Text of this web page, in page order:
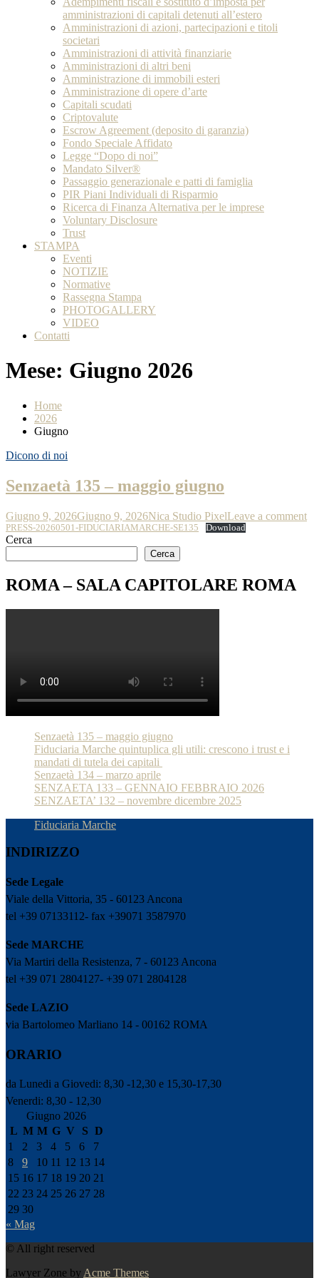
amministrazioni di capitali detenuti all’estero
Amministrazioni di azioni, partecipazioni e titoli
societari
Amministrazioni di attività finanziarie
Amministrazioni di altri beni
Amministrazione di immobili esteri
Amministrazione di opere d’arte
Capitali scudati
Criptovalute
Escrow Agreement (deposito di garanzia)
Fondo Speciale Affidato
Legge “Dopo di noi”
Mandato Silver®
Passaggio generazionale e patti di famiglia
PIR Piani Individuali di Risparmio
Ricerca di Finanza Alternativa per le imprese
Voluntary Disclosure
Trust
STAMPA
Eventi
NOTIZIE
Normative
Rassegna Stampa
PHOTOGALLERY
VIDEO
Contatti
Mese: Giugno 2026
Home
2026
Giugno
Dicono di noi
Senzaetà 135 – maggio giugno
Giugno 9, 2026Giugno 9, 2026Nica Studio PixelLeave a comment
PRESS-20260501-FIDUCIARIAMARCHE-SE135 Download
Cerca
Cerca
ROMA – SALA CAPITOLARE ROMA
Senzaetà 135 – maggio giugno
Fiduciaria Marche quintuplica gli utili: crescono i trust e i
mandati di tutela dei capitali
Senzaetà 134 – marzo aprile
SENZAETA 133 – GENNAIO FEBBRAIO 2026
SENZAETA’ 132 – novembre dicembre 2025
Fiduciaria Marche
INDIRIZZO
Sede Legale
Viale della Vittoria, 35 - 60123 Ancona
tel +39 07133112- fax +39071 3587970
Sede MARCHE
Via Martiri della Resistenza, 7 - 60123 Ancona
tel +39 071 2804127- +39 071 2804128
Sede LAZIO
via Bartolomeo Marliano 14 - 00162 ROMA
ORARIO
da Lunedi a Giovedi: 8,30 -12,30 e 15,30-17,30
Venerdi: 8,30 - 12,30
Giugno 2026
L M M G V S D
1
2 3 4 5 6
7
8
9 10 11 12 13 14
15 16 17 18 19 20 21
22 23 24 25 26 27 28
29 30
« Mag
© All right reserved
Lawyer Zone by Acme Themes